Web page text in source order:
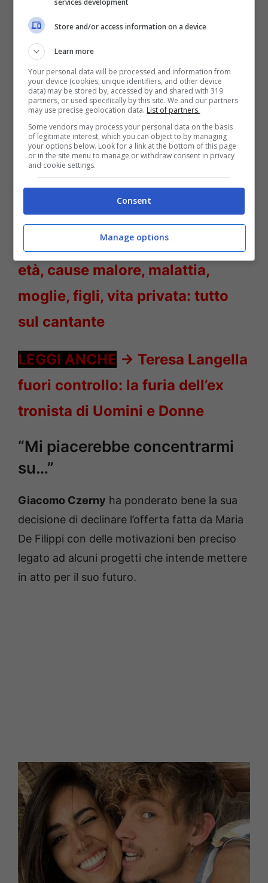
LEGGI ANCHE->Gaetano Curreri
età, cause malore, malattia,
moglie, figli, vita privata: tutto
sul cantante
LEGGI ANCHE -> Teresa Langella
fuori controllo: la furia dell’ex
tronista di Uomini e Donne
“Mi piacerebbe concentrarmi
su…”
Giacomo Czerny ha ponderato bene la sua
decisione di declinare l’offerta fatta da Maria
De Filippi con delle motivazioni ben preciso
legato ad alcuni progetti che intende mettere
in atto per il suo futuro.
services development
Store and/or access information on a device
Learn more
Your personal data will be processed and information from
your device (cookies, unique identifiers, and other device
data) may be stored by, accessed by and shared with 319
partners, or used specifically by this site. We and our partners
may use precise geolocation data. List of partners.
Some vendors may process your personal data on the basis
of legitimate interest, which you can object to by managing
your options below. Look for a link at the bottom of this page
or in the site menu to manage or withdraw consent in privacy
and cookie settings.
Consent
Manage options